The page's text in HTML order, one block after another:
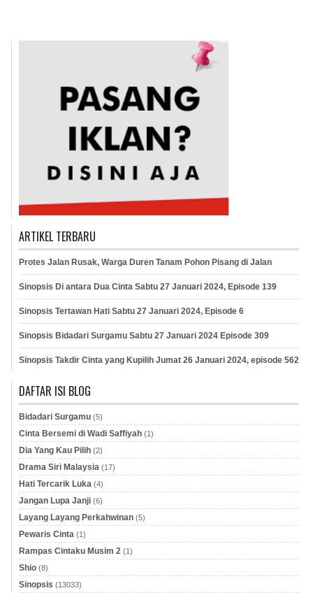
ARTIKEL TERBARU
Protes Jalan Rusak, Warga Duren Tanam Pohon Pisang di Jalan
Sinopsis Di antara Dua Cinta Sabtu 27 Januari 2024, Episode 139
Sinopsis Tertawan Hati Sabtu 27 Januari 2024, Episode 6
Sinopsis Bidadari Surgamu Sabtu 27 Januari 2024 Episode 309
Sinopsis Takdir Cinta yang Kupilih Jumat 26 Januari 2024, episode 562
DAFTAR ISI BLOG
Bidadari Surgamu (5)
Cinta Bersemi di Wadi Saffiyah (1)
Dia Yang Kau Pilih (2)
Drama Siri Malaysia (17)
Hati Tercarik Luka (4)
Jangan Lupa Janji (6)
Layang Layang Perkahwinan (5)
Pewaris Cinta (1)
Rampas Cintaku Musim 2 (1)
Shio (8)
Sinopsis (13033)